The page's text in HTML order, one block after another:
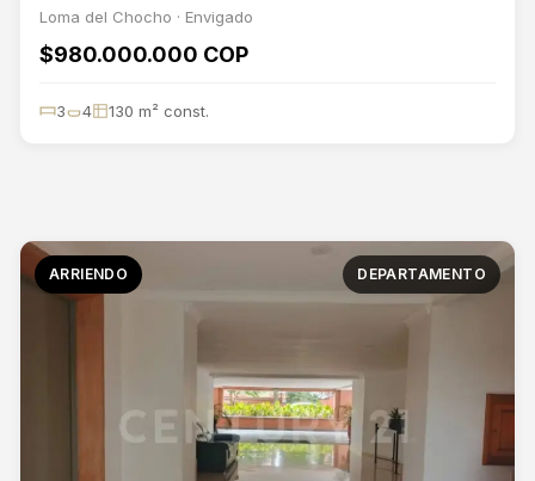
Loma del Chocho · Envigado
$980.000.000 COP
3 4 130 m² const.
ARRIENDO DEPARTAMENTO